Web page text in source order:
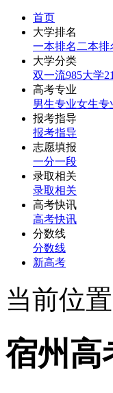
首页
大学排名
一本排名 二本排
大学分类
双一流985大学
高考专业
男生专业女生专
报考指导
报考指导
志愿填报
一分一段
录取相关
录取相关
高考快讯
高考快讯
分数线
分数线
新高考
当前位置
宿州高